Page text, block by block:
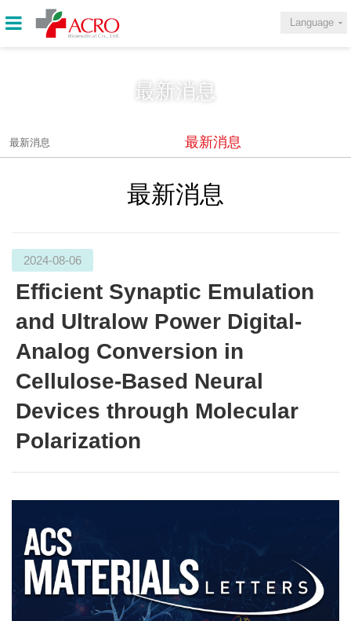
Language
最新消息
最新消息 最新消息
最新消息
2024-08-06
Efficient Synaptic Emulation
and Ultralow Power Digital-
Analog Conversion in
Cellulose-Based Neural
Devices through Molecular
Polarization